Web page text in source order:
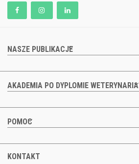
NASZE PUBLIKACJE
AKADEMIA PO DYPLOMIE WETERYNARIA
POMOC
KONTAKT